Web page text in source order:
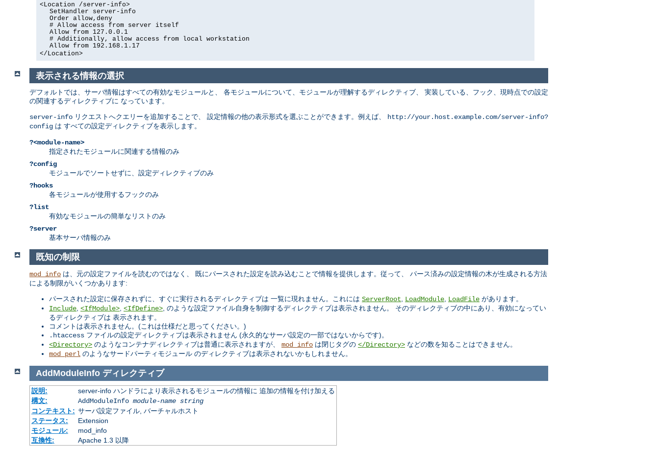
<Location /server-info>
SetHandler server-info
Order allow,deny
# Allow access from server itself
Allow from 127.0.0.1
# Additionally, allow access from local workstation
Allow from 192.168.1.17
</Location>
表示される情報の選択
デフォルトでは、サーバ情報はすべての有効なモジュールと、 各モジュールについて、モジュールが理解するディレクティブ、 実装している、フック、現時点での設定
の関連するディレクティブに なっています。
server-info リクエストへクエリーを追加することで、 設定情報の他の表示形式を選ぶことができます。例えば、 http://your.host.example.com/server-info?
config は すべての設定ディレクティブを表示します。
?<module-name>
指定されたモジュールに関連する情報のみ
?config
モジュールでソートせずに、設定ディレクティブのみ
?hooks
各モジュールが使用するフックのみ
?list
有効なモジュールの簡単なリストのみ
?server
基本サーバ情報のみ
既知の制限
mod_info は、元の設定ファイルを読むのではなく、 既にパースされた設定を読み込むことで情報を提供します。従って、 パース済みの設定情報の木が生成される方法
による制限がいくつかあります:
パースされた設定に保存されずに、すぐに実行されるディレクティブは 一覧に現れません。これには ServerRoot LoadModule LoadFile があります。
Include <IfModule> <IfDefine> , のような設定ファイル自身を制御するディレクティブは表示されません。 そのディレクティブの中にあり、有効になってい
るディレクティブは 表示されます。
コメントは表示されません。(これは仕様だと思ってください。)
.htaccess ファイルの設定ディレクティブは表示されません (永久的なサーバ設定の一部ではないからです)。
<Directory> のようなコンテナディレクティブは普通に表示されますが、 mod_info は閉じタグの </Directory> などの数を知ることはできません。
mod_perl のようなサードパーティモジュール のディレクティブは表示されないかもしれません。
AddModuleInfo ディレクティブ
説明:
server-info ハンドラにより表示されるモジュールの情報に 追加の情報を付け加える
構文:
AddModuleInfo module-name string
コンテキスト: サーバ設定ファイル, バーチャルホスト
ステータス:
Extension
モジュール:
mod_info
互換性:
Apache 1.3 以降